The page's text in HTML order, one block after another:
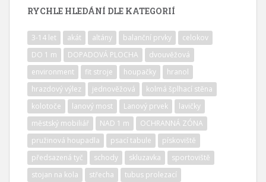
RYCHLE HLEDÁNÍ DLE KATEGORIÍ
3-14 let akát altány balanční prvky
celokov
DO 1 m
DOPADOVÁ PLOCHA
dvouvěžová
environment
fit stroje houpačky
hranol
hrazdový výlez
jednověžová
kolmá šplhací stěna
kolotoče
lanový most Lanový prvek
lavičky
městský mobiliář
NAD 1 m
OCHRANNÁ ZÓNA
pružinová houpadla
psací tabule
pískoviště
předsazená tyč
schody skluzavka
sportoviště
stojan na kola
střecha tubus prolezací